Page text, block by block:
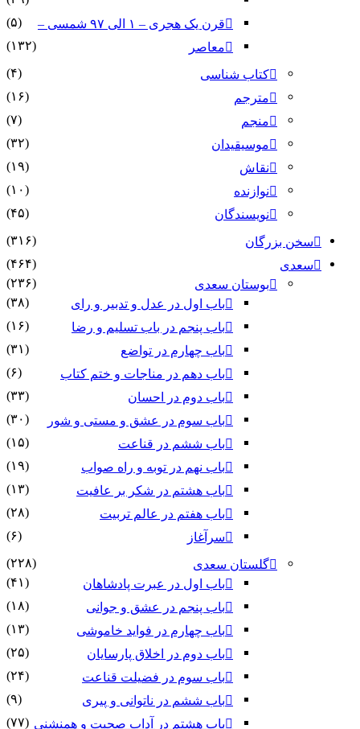
قرن یک هجری – ۱ الی ۹۷ شمسی –
(۵)
معاصر
(۱۳۲)
کتاب شناسی
(۴)
مترجم
(۱۶)
منجم
(۷)
موسیقیدان
(۳۲)
نقاش
(۱۹)
نوازنده
(۱۰)
نویسندگان
(۴۵)
سخن بزرگان
(۳۱۶)
سعدی
(۴۶۴)
بوستان سعدی
(۲۳۶)
باب اول در عدل و تدبیر و رای
(۳۸)
باب پنجم در باب تسلیم و رضا
(۱۶)
باب چهارم در تواضع
(۳۱)
باب دهم در مناجات و ختم کتاب
(۶)
باب دوم در احسان
(۳۳)
باب سوم در عشق و مستی و شور
(۳۰)
باب ششم در قناعت
(۱۵)
باب نهم در توبه و راه صواب
(۱۹)
باب هشتم در شکر بر عافیت
(۱۳)
باب هفتم در عالم تربیت
(۲۸)
سرآغاز
(۶)
گلستان سعدی
(۲۲۸)
باب اول در عبرت پادشاهان
(۴۱)
باب پنجم در عشق و جوانى
(۱۸)
باب چهارم در فواید خاموشى
(۱۳)
باب دوم در اخلاق پارسایان
(۲۵)
باب سوم در فضیلت قناعت
(۲۴)
باب ششم در ناتوانى و پیرى
(۹)
باب هشتم در آداب صحبت و همنشنى (۷۷)